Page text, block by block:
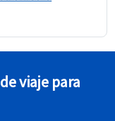
viaje para